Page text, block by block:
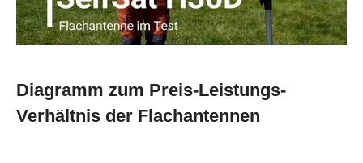
Diagramm zum Preis-Leistungs-
Verhältnis der Flachantennen